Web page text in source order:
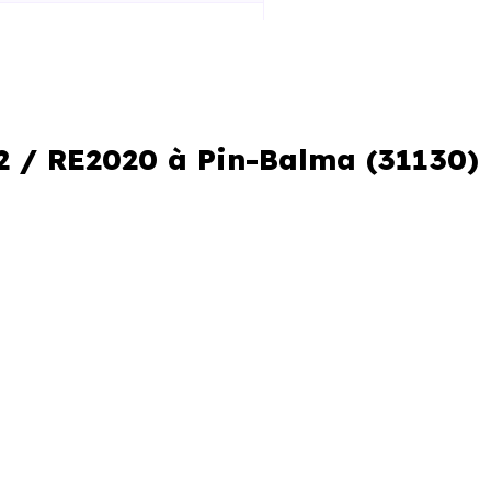
locale
C’est aussi comprendre les
ne se valent pas, et les
et de conception.
/ RE2020 à Pin-Balma (31130)